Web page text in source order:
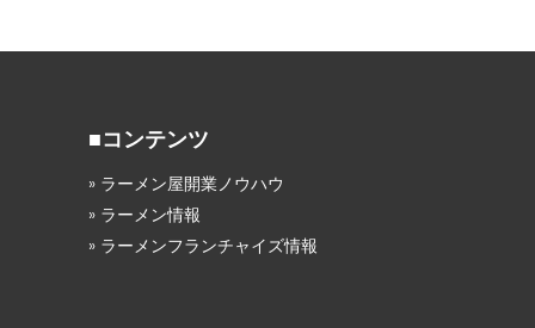
■コンテンツ
» ラーメン屋開業ノウハウ
» ラーメン情報
» ラーメンフランチャイズ情報